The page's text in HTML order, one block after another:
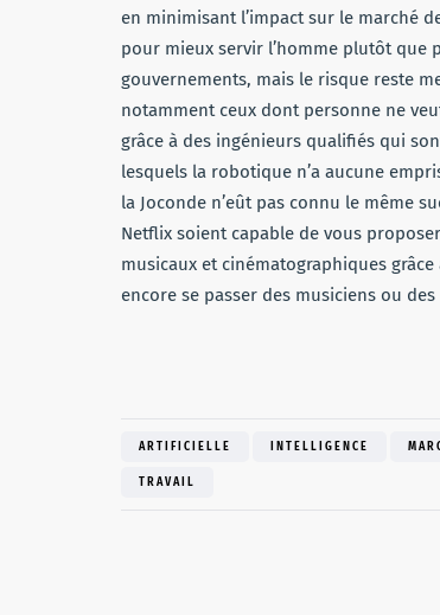
en minimisant l’impact sur le marché
pour mieux servir l’homme plutôt que
gouvernements, mais le risque reste
notamment ceux dont personne ne
grâce à des ingénieurs qualifiés qui
lesquels la robotique n’a aucune
la Joconde n’eût pas connu le même
Netflix soient capable de vous
musicaux et cinématographiques
encore se passer des musiciens ou
ARTIFICIELLE INTELLIGENCE
TRAVAIL